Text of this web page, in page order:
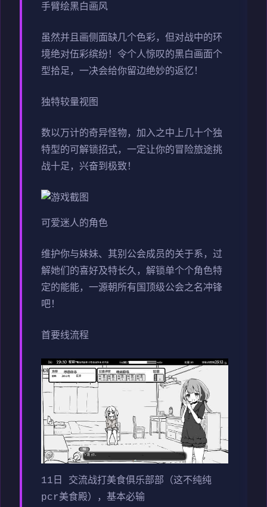
手臂绘黑白画风
虽然并且画侧面缺几个色彩，但对战中的环
境绝对伍彩缤纷！令个人惊叹的黑白画面个
型拾足，一决会给你留边绝妙的返忆！
独特较量视图
数以万计的奇异怪物，加入之中上几十个独
特型的可解锁招式，一定让你的冒险旅途挑
战十足，兴奋到极致！
可爱迷人的角色
维护你与妹妹、其别公会成员的关于系，过
解她们的喜好及特长久，解锁单个个角色特
定的能能，一源朝所有国顶级公会之名冲锋
吧！
首要线流程
11日 交流战打美食俱乐部部（这不纯纯
pcr美食殿），基本必输